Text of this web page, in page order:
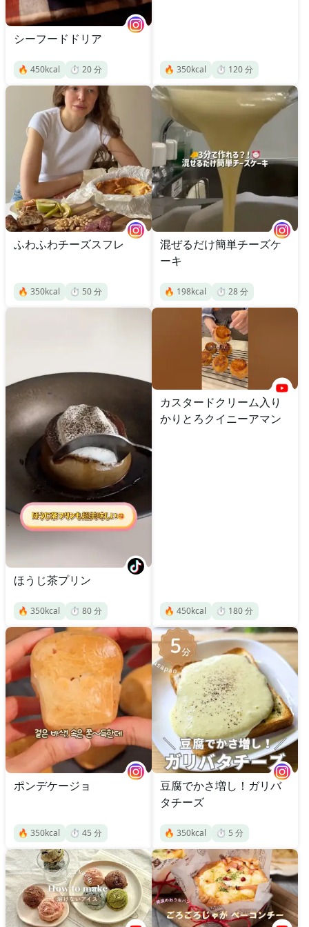
シーフードドリア
🔥 450kcal ⏱️ 20分 🔥 350kcal ⏱️ 120分
ふわふわチーズスフレ
🔥 350kcal ⏱️ 50分
混ぜるだけ簡単チーズケ
ーキ
🔥 198kcal ⏱️ 28分
ほうじ茶プリン
🔥 350kcal ⏱️ 80分
カスタードクリーム入り
かりとろクイニーアマン
🔥 450kcal ⏱️ 180分
ポンデケージョ
🔥 350kcal ⏱️ 45 分
豆腐でかさ増し！ガリバ
タチーズ
🔥 350kcal ⏱️ 5 分